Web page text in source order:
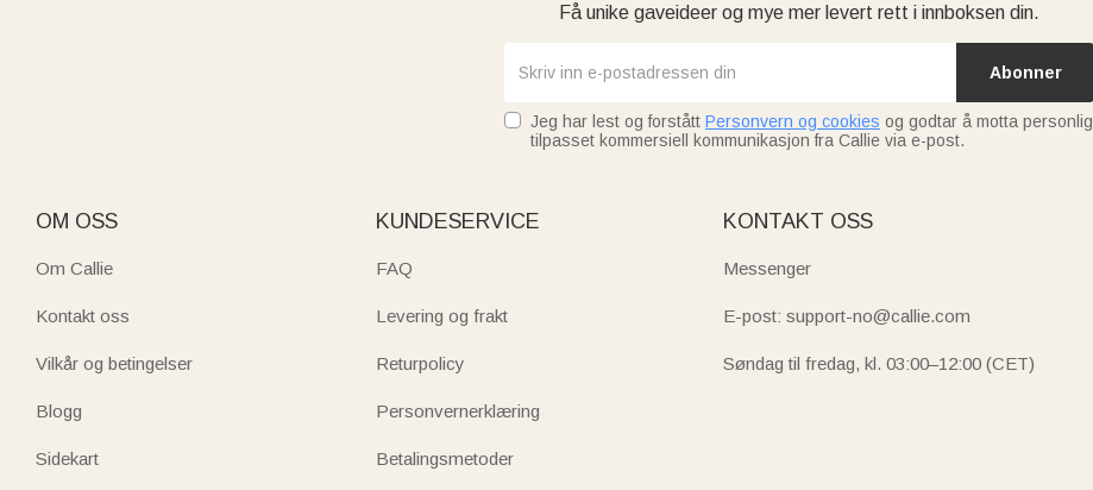
Få unike gaveideer og mye mer levert rett i innboksen din.
Abonner
Jeg har lest og forstått Personvern og cookies og godtar å motta personlig
tilpasset kommersiell kommunikasjon fra Callie via e-post.
OM OSS
Om Callie
Kontakt oss
Vilkår og betingelser
Blogg
Sidekart
KUNDESERVICE
FAQ
Levering og frakt
Returpolicy
Personvernerklæring
Betalingsmetoder
KONTAKT OSS
Messenger
E-post: support-no@callie.com
Søndag til fredag, kl. 03:00–12:00 (CET)